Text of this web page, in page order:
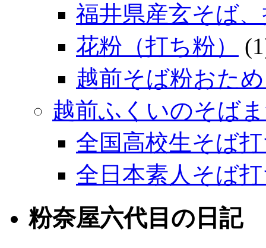
福井県産玄そば
花粉（打ち粉）
越前そば粉おた
越前ふくいのそば
全国高校生そば
全日本素人そば
粉奈屋六代目の日記